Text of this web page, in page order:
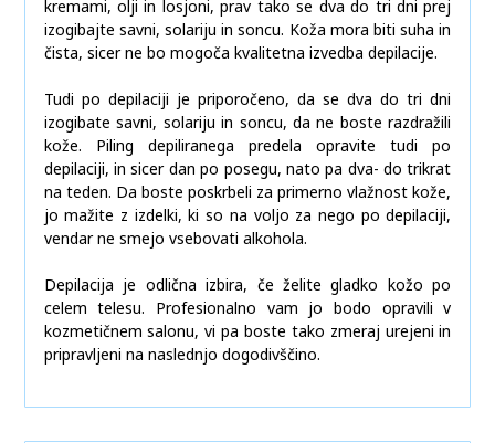
kremami, olji in losjoni, prav tako se dva do tri dni prej
izogibajte savni, solariju in soncu. Koža mora biti suha in
čista, sicer ne bo mogoča kvalitetna izvedba depilacije.
Tudi po depilaciji je priporočeno, da se dva do tri dni
izogibate savni, solariju in soncu, da ne boste razdražili
kože. Piling depiliranega predela opravite tudi po
depilaciji, in sicer dan po posegu, nato pa dva- do trikrat
na teden. Da boste poskrbeli za primerno vlažnost kože,
jo mažite z izdelki, ki so na voljo za nego po depilaciji,
vendar ne smejo vsebovati alkohola.
Depilacija je odlična izbira, če želite gladko kožo po
celem telesu. Profesionalno vam jo bodo opravili v
kozmetičnem salonu, vi pa boste tako zmeraj urejeni in
pripravljeni na naslednjo dogodivščino.